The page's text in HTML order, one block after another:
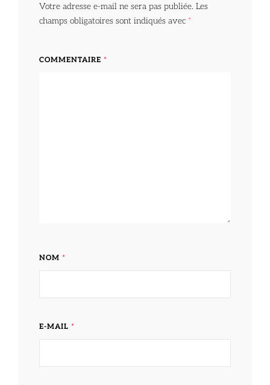
Votre adresse e-mail ne sera pas publiée. Les
champs obligatoires sont indiqués avec *
COMMENTAIRE *
NOM *
E-MAIL *